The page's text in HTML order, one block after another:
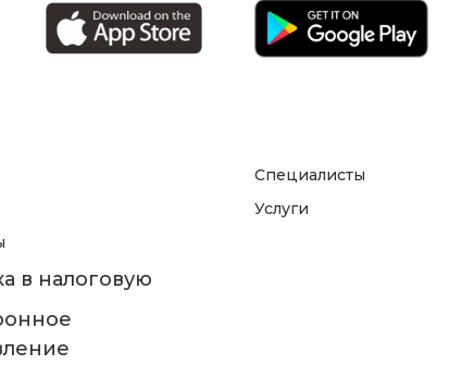
в налоговую
Специалисты
Услуги